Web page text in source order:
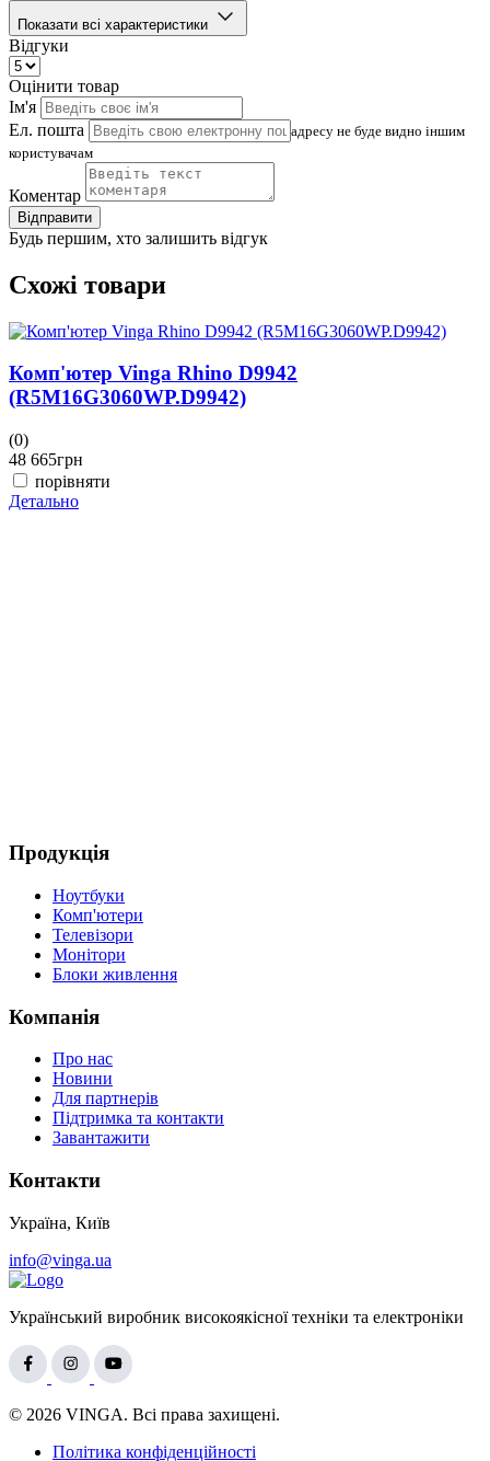
Показати всі характеристики
Відгуки
Оцінити товар
Ім'я
Ел. пошта
адресу не буде видно іншим
користувачам
Коментар
Відправити
Будь першим, хто залишить відгук
Схожі товари
Комп'ютер Vinga Rhino D9942
(R5M16G3060WP.D9942)
(0)
48 665грн
порівняти
Детально
Продукція
Ноутбуки
Комп'ютери
Телевізори
Монітори
Блоки живлення
Компанія
Про нас
Новини
Для партнерів
Підтримка та контакти
Завантажити
Контакти
Україна, Київ
info@vinga.ua
Український виробник високоякісної техніки та електроніки
© 2026 VINGA. Всі права захищені.
Політика конфіденційності